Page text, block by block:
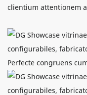
clientium attentionem
Perfecte congruens